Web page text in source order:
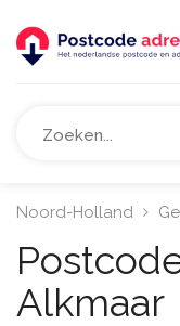
Noord-Holland
Alkmaar